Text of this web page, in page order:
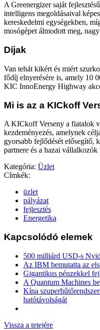
A Greenergizer saját
intelligens megoldásaival
kereskedelmi egységekben,
mosógépet álmodott meg,
Díjak
Van tehát kikért és miért
fődíj elnyerésére is, amely 10
KIC InnoEnergy Highway
Mi is az a KICkoff
A KICkoff Verseny a fiatalok
kezdeményezés, amelynek
gyorsabb fejlődését elősegítő,
partnere és a hazai vállalkozók
Kategória: Üzlet
Címkék:
üzlet
pályázat
fejlesztés
Energetika
Kapcsolódó elemek
500 milliárd USD-s
Az IBM bemutatta az
Gigantikus pénzekkel
A Quantum Machines
Kína
hatótávolságát
Vissza a tetejére